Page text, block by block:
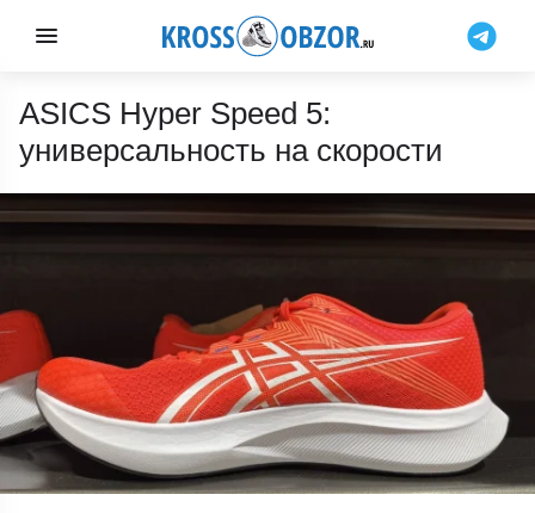
ASICS Hyper Speed 5:
универсальность на скорости